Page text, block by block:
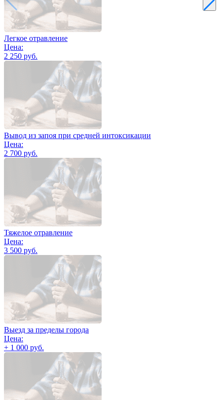
Легкое отравление
Цена:
2 250 руб.
Вывод из запоя при средней интоксикации
Цена:
2 700 руб.
Тяжелое отравление
Цена:
3 500 руб.
Выезд за пределы города
Цена:
+ 1 000 руб.